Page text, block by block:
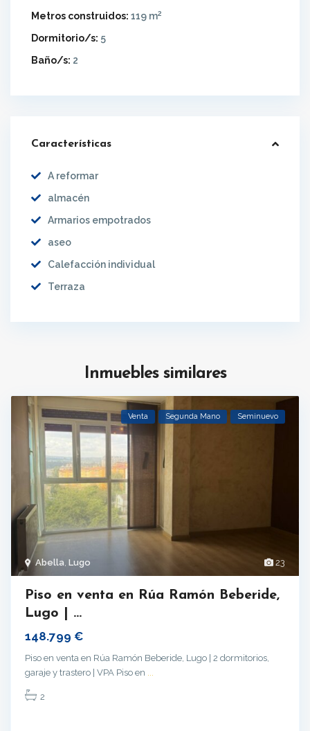
Metros construidos: 119 m2
Dormitorio/s: 5
Baño/s: 2
Características
A reformar
almacén
Armarios empotrados
aseo
Calefacción individual
Terraza
Inmuebles similares
23
Abella Lugo
Venta Segunda Mano Seminuevo
Piso en venta en Rúa Ramón Beberide,
Lugo | ...
148.799 €
Piso en venta en Rúa Ramón Beberide, Lugo | 2 dormitorios,
garaje y trastero | VPA Piso en
2